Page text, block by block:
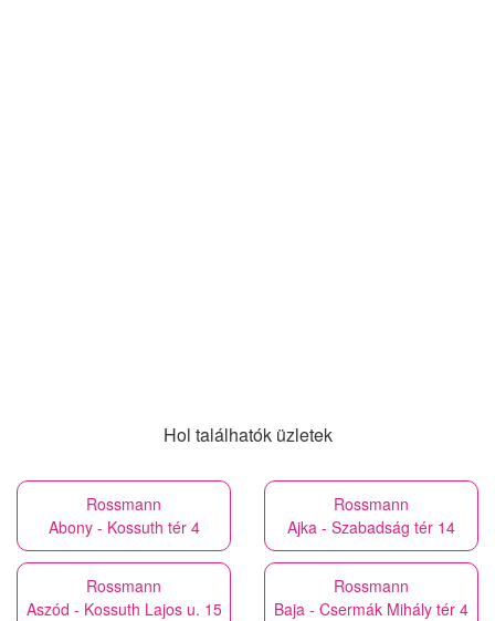
Hol találhatók üzletek
Rossmann
Abony - Kossuth tér 4
Rossmann
Ajka - Szabadság tér 14
Rossmann
Aszód - Kossuth Lajos u. 15
Rossmann
Baja - Csermák Mihály tér 4